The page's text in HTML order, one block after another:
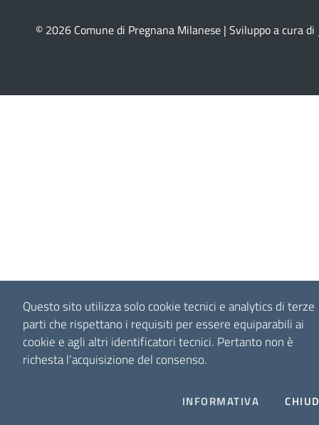
Questo sito utilizza solo cookie tecnici e analytics di terze
parti che rispettano i requisiti per essere equiparabili ai
cookie e agli altri identificatori tecnici. Pertanto non è
richesta l’acquisizione del consenso.
INFORMATIVA
© 2026 Comune di Pregnana Milanese | Sviluppo a cura di